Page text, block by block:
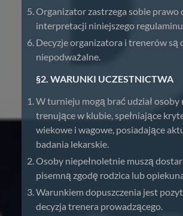
Organizator zastrzega sobie prawo
interpretacji niniejszego
Decyzje organizatora i trenerów są
niepodważalne.
§2. WARUNKI UCZESTNICTWA
W turnieju mogą brać udział osoby
trenujące w klubie, spełniające
wiekowe i wagowe, posiadające
badania lekarskie.
Osoby niepełnoletnie muszą
pisemną zgodę rodzica lub
Warunkiem dopuszczenia jest
decyzja trenera prowadzącego.